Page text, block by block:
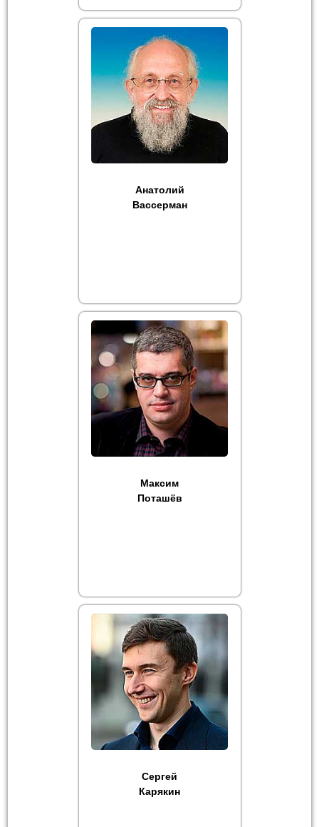
Анатолий
Вассерман
Максим
Поташёв
Сергей
Карякин